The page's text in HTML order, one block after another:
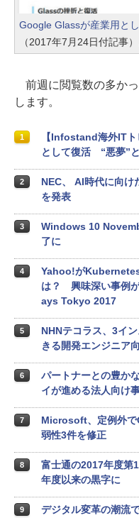
Google Glassが産業用と
（2017年7月24日付記事
前週に閲覧数の多か
します。
1
【Infostand海外IT
として復活 “悪夢”
2
NEC、 AI時代に向
を発表
3
Windows 10
了に
4
Yahoo!が
は？ 興味深い事例
ays Tokyo 2017
5
NHNテコラス、3イ
きる開発エンジニア
6
パートナーとの豊か
イが進める法人向け
7
Microsoft、定例外
弱性3件を修正
8
富士通の2017年度第
年度以来の黒字に
9
デジタル変革の潮流